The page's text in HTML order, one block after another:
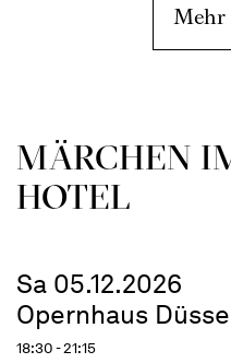
Mehr
MÄRCHEN
HOTEL
Sa 05.12.2026
Opernhaus
18:30 - 21:15